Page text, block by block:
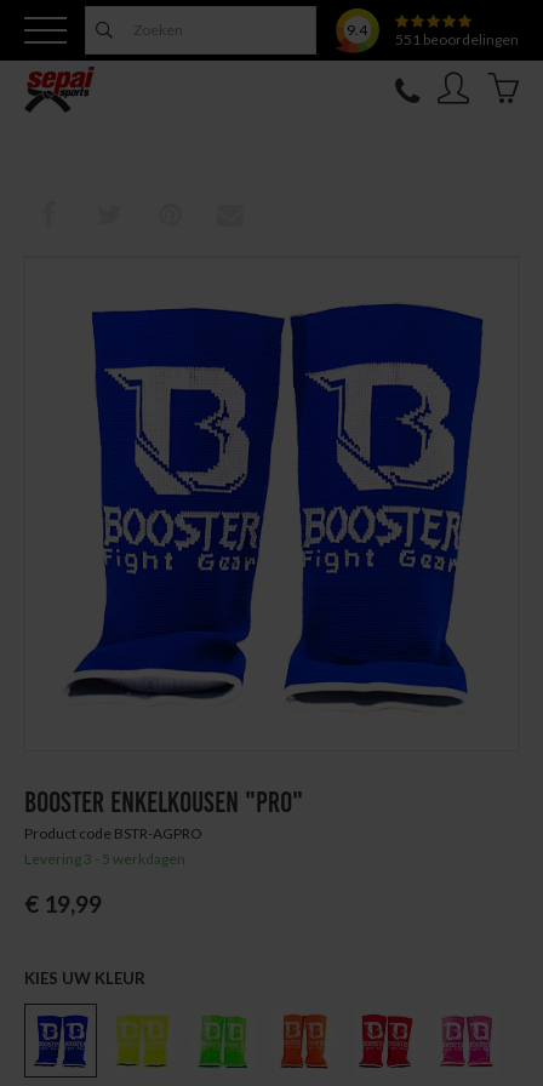
9.4
551 beoordelingen
Uitrusting
Thuis trainen
BOOSTER ENKELKOUSEN "PRO"
Product code BSTR-AGPRO
Levering 3 - 5 werkdagen
€ 19,99
KIES UW KLEUR